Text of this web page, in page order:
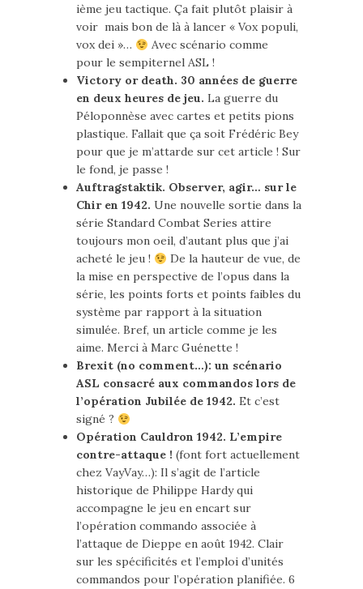
ième jeu tactique. Ça fait plutôt plaisir à
voir mais bon de là à lancer « Vox populi,
vox dei »…
Avec scénario comme
pour le sempiternel ASL !
Victory or death. 30 années de guerre
en deux heures de jeu. La guerre du
Péloponnèse avec cartes et petits pions
plastique. Fallait que ça soit Frédéric Bey
pour que je m’attarde sur cet article ! Sur
le fond, je passe !
Auftragstaktik. Observer, agir… sur le
Chir en 1942. Une nouvelle sortie dans la
série Standard Combat Series attire
toujours mon oeil, d’autant plus que j’ai
acheté le jeu !
De la hauteur de vue, de
la mise en perspective de l’opus dans la
série, les points forts et points faibles du
système par rapport à la situation
simulée. Bref, un article comme je les
aime. Merci à Marc Guénette !
Brexit (no comment…): un scénario
ASL consacré aux commandos lors de
l’opération Jubilée de 1942. Et c’est
signé ?
Opération Cauldron 1942. L’empire
contre-attaque ! (font fort actuellement
chez VayVay…): Il s’agit de l’article
historique de Philippe Hardy qui
accompagne le jeu en encart sur
l’opération commando associée à
l’attaque de Dieppe en août 1942. Clair
sur les spécificités et l’emploi d’unités
commandos pour l’opération planifiée. 6